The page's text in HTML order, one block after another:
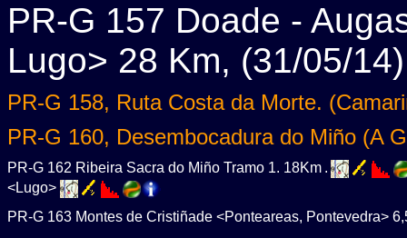
PR-G 157 Doade -
Lugo> 28 Km, (31/05/
PR-G 158, Ruta Costa da Morte.
PR-G 160, Desembocadura do Miño (A
PR-G 162 Ribeira Sacra do Miño Tramo 1. 18Km .
<Lugo>
PR-G 163 Montes de Cristiñade <Ponteareas, Pontevedra>